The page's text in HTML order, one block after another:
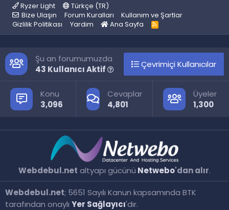
Ryzer Light
Türkçe (TR)
Bize Ulaşın
Forum Kuralları
Kullanım ve Şartlar
Gizlilik Politikası
Yardım Ana Sayfa
R
S
Şu an forumumuzda
43 Kullanıcı Aktif
Çevrimiçi Kullanıcılar
Konu
3,096
Cevaplar
4,801
Üyeler
1,300
Webdebul.net; 5651 Sayılı Kanun kapsamında BTK
tarafından onaylı Yer Sağlayıcı'dır.
Webdebul.net altyapı gücünü Netwebo'dan alır.